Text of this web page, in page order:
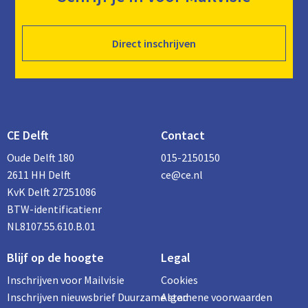
Direct inschrijven
CE Delft
Oude Delft 180
2611 HH Delft
KvK Delft 27251086
BTW-identificatienr
NL8107.55.610.B.01
Contact
015-2150150
ce@ce.nl
Blijf op de hoogte
Inschrijven voor Mailvisie
Inschrijven nieuwsbrief Duurzame stad
Legal
Cookies
Algemene voorwaarden